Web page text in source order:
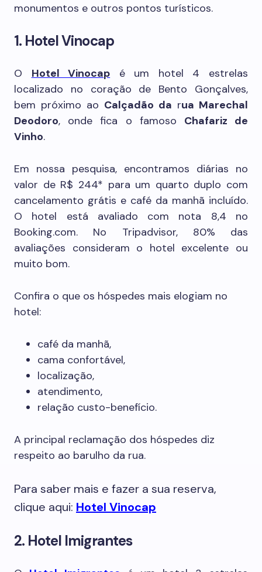
monumentos e outros pontos turísticos.
1. Hotel Vinocap
O Hotel Vinocap é um hotel 4 estrelas
localizado no coração de Bento Gonçalves,
bem próximo ao Calçadão da rua Marechal
Deodoro, onde fica o famoso Chafariz de
Vinho.
Em nossa pesquisa, encontramos diárias no
valor de R$ 244* para um quarto duplo com
cancelamento grátis e café da manhã incluído.
O hotel está avaliado com nota 8,4 no
Booking.com. No Tripadvisor, 80% das
avaliações consideram o hotel excelente ou
muito bom.
Confira o que os hóspedes mais elogiam no
hotel:
café da manhã,
cama confortável,
localização,
atendimento,
relação custo-benefício.
A principal reclamação dos hóspedes diz
respeito ao barulho da rua.
Para saber mais e fazer a sua reserva,
clique aqui: Hotel Vinocap
2. Hotel Imigrantes